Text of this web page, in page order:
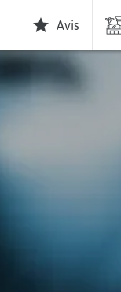
Avis